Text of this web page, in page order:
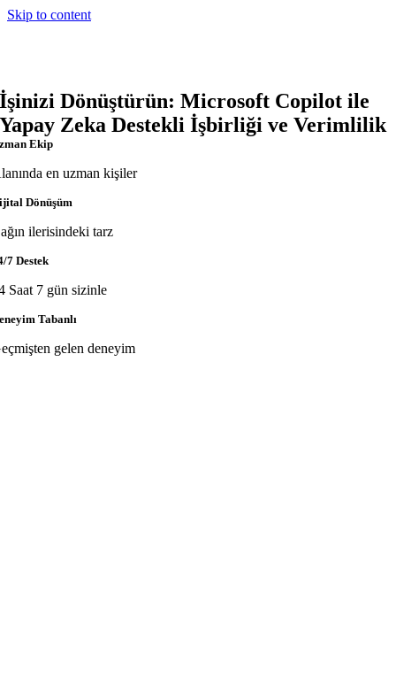
Skip to content
İşinizi Dönüştürün: Microsoft Copilot ile
Yapay Zeka Destekli İşbirliği ve Verimlilik
Ekip
en uzman kişiler
Dönüşüm
ilerisindeki tarz
7 Destek
Saat 7 gün sizinle
Tabanlı
gelen deneyim